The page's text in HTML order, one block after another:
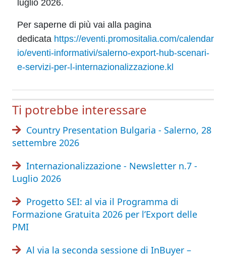
luglio 2026.
Per saperne di più vai alla pagina
dedicata https://eventi.promositalia.com/calendar
io/eventi-informativi/salerno-export-hub-scenari-
e-servizi-per-l-internazionalizzazione.kl
Ti potrebbe interessare
Country Presentation Bulgaria - Salerno, 28
settembre 2026
Internazionalizzazione - Newsletter n.7 -
Luglio 2026
Progetto SEI: al via il Programma di
Formazione Gratuita 2026 per l’Export delle
PMI
Al via la seconda sessione di InBuyer –